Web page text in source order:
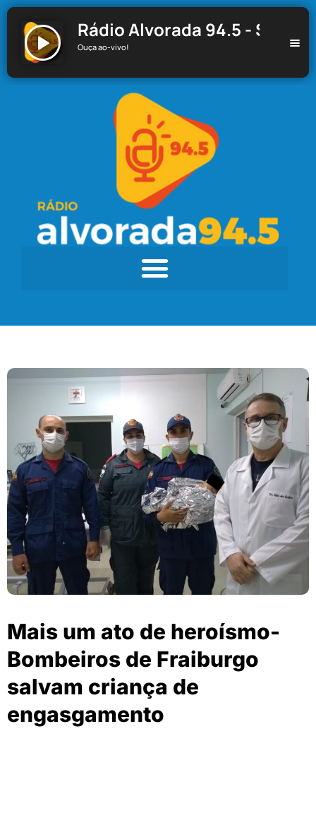
Rádio Alvorada 94.5 - Santa
Ouça ao-vivo!
Mais um ato de heroísmo-
Bombeiros de Fraiburgo
salvam criança de
engasgamento